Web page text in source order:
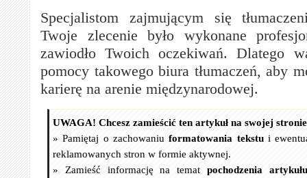
Specjalistom zajmującym się
Twoje zlecenie było wykonane
zawiodło Twoich oczekiwań. Dlatego
pomocy takowego biura tłumaczeń, aby
karierę na arenie międzynarodowej.
UWAGA! Chcesz zamieścić ten artykuł na swojej
» Pamiętaj o zachowaniuformatowania tekstui
reklamowanych stron w formie aktywnej.
» Zamieść informację na temat pochodzenia artykułu